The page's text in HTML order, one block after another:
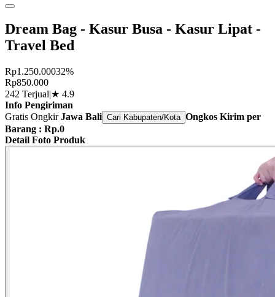
Dream Bag - Kasur Busa - Kasur Lipat -
Travel Bed
Rp1.250.00032%
Rp850.000
242 Terjual|★ 4.9
Info Pengiriman
Gratis OngkirJawa Bali Cari Kabupaten/Kota Ongkos Kirim per
Barang : Rp.0
Detail Foto Produk